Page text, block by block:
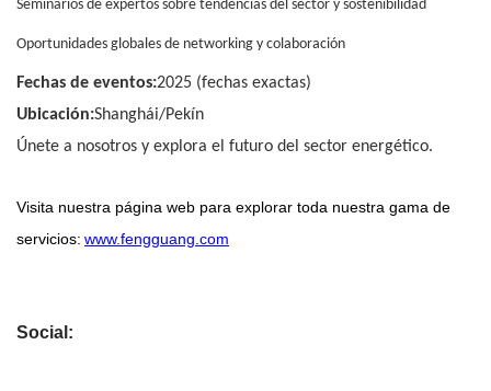
Seminarios de expertos sobre tendencias del sector y sostenibilidad
Oportunidades globales de networking y colaboración
Fechas de eventos:2025 (fechas exactas)
Ubicación:Shanghái/Pekín
Únete a nosotros y explora el futuro del sector energético.
Visita nuestra página web para explorar toda nuestra gama de
servicios: www.fengguang.com
Social: